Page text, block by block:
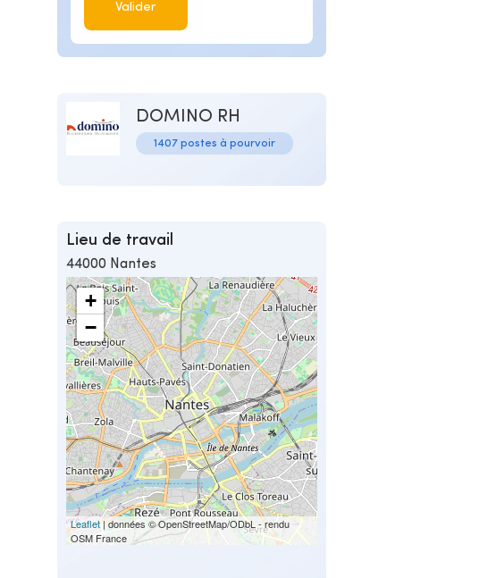
Valider
DOMINO RH
1407 postes à pourvoir
Lieu de travail
44000 Nantes
+
−
Leaflet| données © OpenStreetMap/ODbL - rendu
OSM France